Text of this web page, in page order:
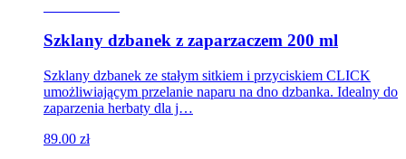
Szklany dzbanek z zaparzaczem 200 ml
Szklany dzbanek ze stałym sitkiem i przyciskiem CLICK
umożliwiającym przelanie naparu na dno dzbanka. Idealny do
zaparzenia herbaty dla j…
89.00 zł